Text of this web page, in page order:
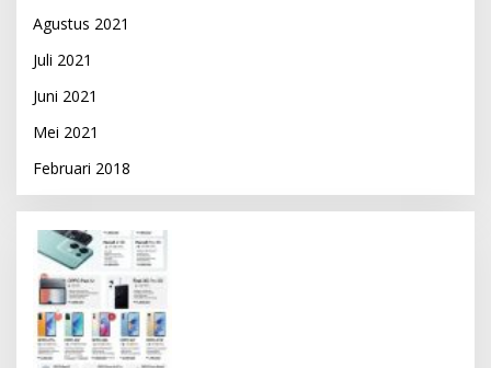
Agustus 2021
Juli 2021
Juni 2021
Mei 2021
Februari 2018